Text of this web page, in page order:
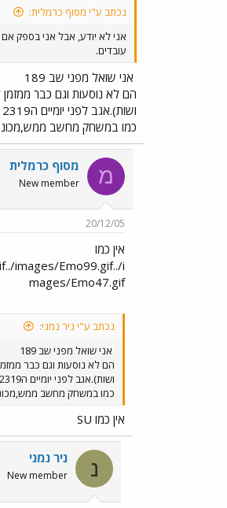
נכתב ע"י מסוף כרמלית:
אני לא יודע, אבל אני בספק
עובדים.
אני שואל מפני שב 189
כמו במשחק מחשב
מ מסוף כרמלית
New member
20/12/05
אין כמו
images/Emo99.gif../i
mages/Emo47.gif
נכתב ע"י ניר נמני:
אני שואל מפני שב 189
כמו במשחק מחשב
אין כמו SU
נ ניר נמני
New member